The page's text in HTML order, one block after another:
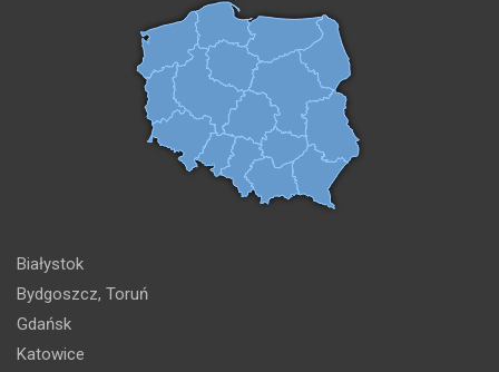
Białystok
Bydgoszcz, Toruń
Gdańsk
Katowice